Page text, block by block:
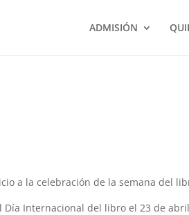
ADMISIÓN
a la celebración de la semana del
Día Internacional del libro el 23 de